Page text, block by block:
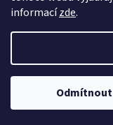
informacízde.
Odmítnout
Copyright 2026